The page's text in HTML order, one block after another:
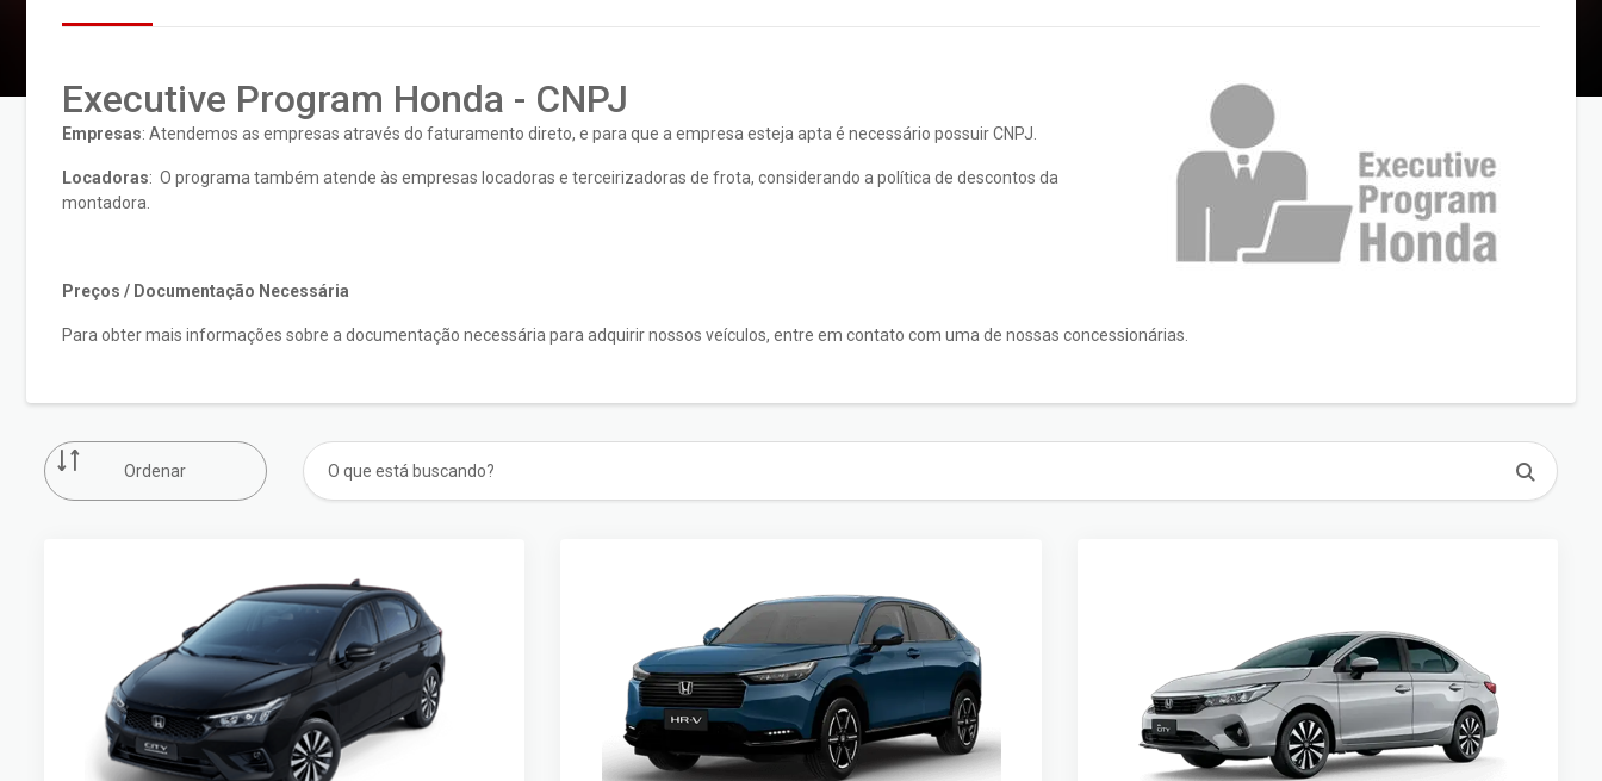
Executive Program Honda - CNPJ
Empresas: Atendemos as empresas através do faturamento direto, e para que a empresa esteja apta é necessário possuir CNPJ.
Locadoras: O programa também atende às empresas locadoras e terceirizadoras de frota, considerando a política de descontos da
montadora.
Preços / Documentação Necessária
Para obter mais informações sobre a documentação necessária para adquirir nossos veículos, entre em contato com uma de nossas concessionárias.
Ordenar